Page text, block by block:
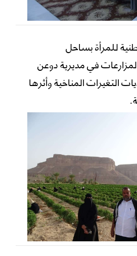
للمرأة بساحل
في مديرية دوعن
التغيرات المناخية وأثرها